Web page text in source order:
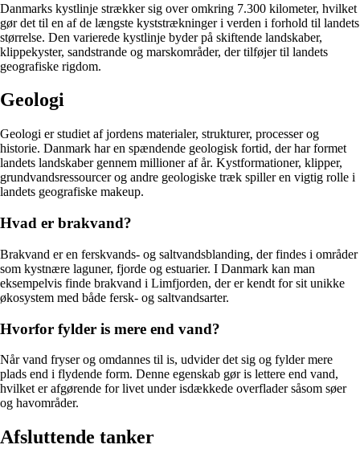
Danmarks kystlinje strækker sig over omkring 7.300 kilometer, hvilket
gør det til en af de længste kyststrækninger i verden i forhold til landets
størrelse. Den varierede kystlinje byder på skiftende landskaber,
klippekyster, sandstrande og marskområder, der tilføjer til landets
geografiske rigdom.
Geologi
Geologi er studiet af jordens materialer, strukturer, processer og
historie. Danmark har en spændende geologisk fortid, der har formet
landets landskaber gennem millioner af år. Kystformationer, klipper,
grundvandsressourcer og andre geologiske træk spiller en vigtig rolle i
landets geografiske makeup.
Hvad er brakvand?
Brakvand er en ferskvands- og saltvandsblanding, der findes i områder
som kystnære laguner, fjorde og estuarier. I Danmark kan man
eksempelvis finde brakvand i Limfjorden, der er kendt for sit unikke
økosystem med både fersk- og saltvandsarter.
Hvorfor fylder is mere end vand?
Når vand fryser og omdannes til is, udvider det sig og fylder mere
plads end i flydende form. Denne egenskab gør is lettere end vand,
hvilket er afgørende for livet under isdækkede overflader såsom søer
og havområder.
Afsluttende tanker